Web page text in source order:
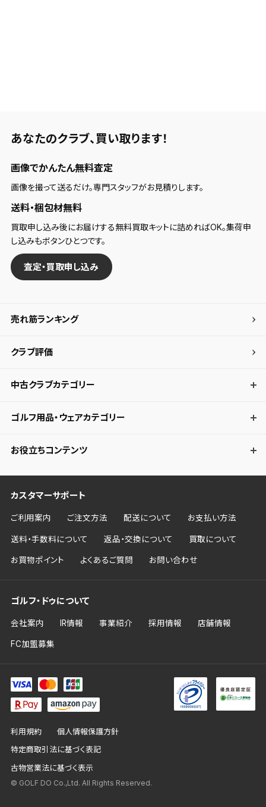
あなたのクラブ、 買い取ります！
画像でかんたん無料査定
画像を撮って送るだけ。専門スタッフがお見積りします。
送料・梱包材無料
買取申し込み後にお届けする無料買取キットに詰めればOK。集荷申
し込みもボタンひとつです。
査定・買取申し込み
売れ筋ランキング
クラブ評価
中古クラブカテゴリー
ゴルフ用品・ウェアカテゴリー
お役立ちコンテンツ
カスタマーサポート
ご利用案内 ご注文方法 配送について お支払い方法
送料・手数料について 返品・交換について 買取について
お買物ポイント よくあるご質問 お問い合わせ
ゴルフ・ドゥについて
会社案内 IR情報 事業紹介 採用情報 店舗情報
FC加盟募集
利用規約 個人情報保護方針
特定商取引法に基づく表記
古物営業法に基づく表示
© GOLF DO Co.,Ltd. All Rights Reserved.